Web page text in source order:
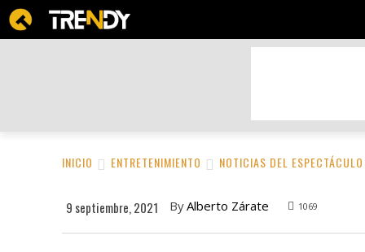
INICIO ENTRETENIMIENTO NOTICIAS DEL ESPECTÁCULO
9 septiembre, 2021 ByAlberto Zárate 1069